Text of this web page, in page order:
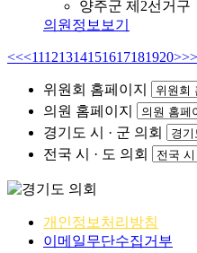
양주군 제2선거구
의원정보보기
<<<11121314151617181920>>>
위원회 홈페이지
의원 홈페이지
경기도 시 · 군 의회
전국 시 · 도 의회
개인정보처리방침
이메일무단수집거부